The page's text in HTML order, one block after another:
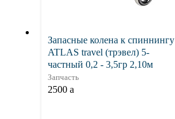
Запасные колена к спиннингу
ATLAS travel (трэвел) 5-
частный 0,2 - 3,5гр 2,10м
Запчасть
2500 a